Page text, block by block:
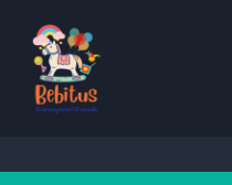
content